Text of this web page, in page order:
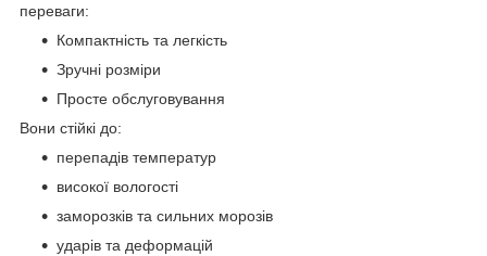
переваги:
Компактність та легкість
Зручні розміри
Просте обслуговування
Вони стійкі до:
перепадів температур
високої вологості
заморозків та сильних морозів
ударів та деформацій